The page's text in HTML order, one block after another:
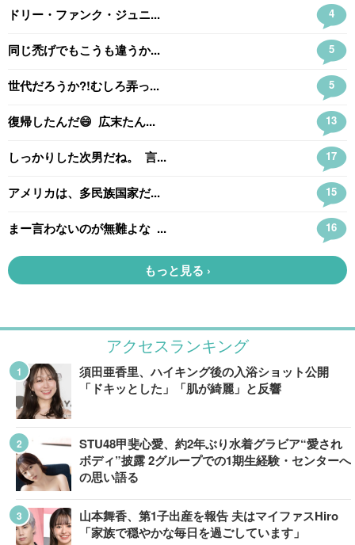
アクセスランキング
須田亜香里、ハイキング後の入浴ショット公開
「ドキッとした」「肌が綺麗」と反響
STU48甲斐心愛、約2年ぶり水着グラビア“愛され
ボディ”披露 2グループでの1期生経験・センターへ
の思い語る
山本舞香、第1子出産を報告 夫はマイファスHiro
「家族で穏やかな毎日を過ごしています」